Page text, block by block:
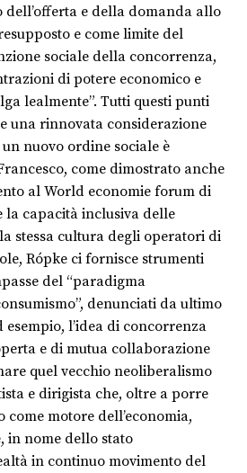
e della domanda allo
e come limite del
sociale della concorrenza,
di potere economico e
lealmente”. Tutti questi punti
una rinnovata considerazione
nuovo ordine sociale è
come dimostrato anche
al World economie forum di
la capacità inclusiva delle
stessa cultura degli operatori di
Rópke ci fornisce strumenti
del “paradigma
denunciati da ultimo
esempio, l’idea di concorrenza
e di mutua collaborazione
quel vecchio neoliberalismo
e dirigista che, oltre a porre
come motore dell’economia,
in nome dello stato
in continuo movimento del